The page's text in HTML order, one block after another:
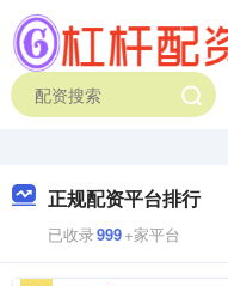
正规配资平台排行
已收录999+家平台